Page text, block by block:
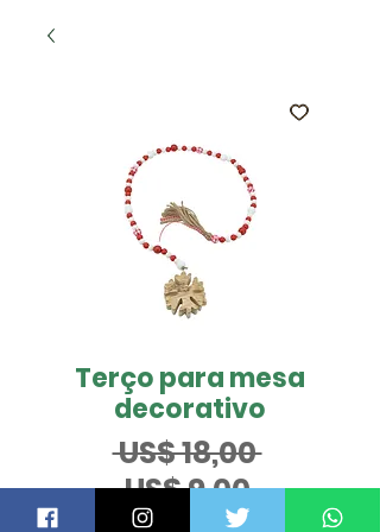
Terço para mesa
decorativo
US$ 18,00 Preço
normal
US$ 9,00Preço